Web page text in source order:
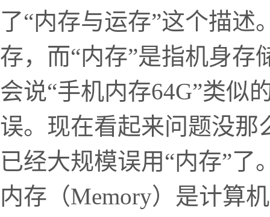
了“内存与运存”这个描述
存，而“内存”是指机身存
会说“手机内存64G”类似
误。现在看起来问题没那
已经大规模误用“内存”
内存（Memory）是计算